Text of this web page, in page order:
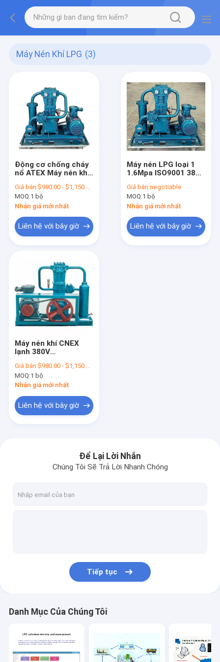
Máy Nén Khí LPG (3)
Động cơ chống cháy
nổ ATEX Máy nén khí
Giá bán:$980.00 - $1,150.00 / Set
MOQ:1 bộ
Nhận giá mới nhất
Liên hệ với bây giờ
Máy nén LPG loại 1
1.6Mpa ISO9001 380V
Giá bán:negotiable
MOQ:1 bộ
Nhận giá mới nhất
Liên hệ với bây giờ
Máy nén khí CNEX
lạnh 380V
Giá bán:$980.00 - $1,150.00 / Set
MOQ:1 bộ
Nhận giá mới nhất
Liên hệ với bây giờ
Để Lại Lời Nhắn
Chúng Tôi Sẽ Trả Lời Nhanh Chóng
Tiếp tục
Danh Mục Của Chúng Tôi